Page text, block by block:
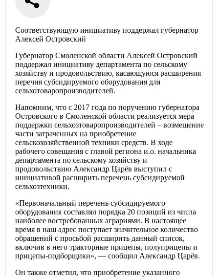
Соответствующую инициативу поддержал губернатор
Алексей Островский
Губернатор Смоленской области Алексей Островский
поддержал инициативу департамента по сельскому
хозяйству и продовольствию, касающуюся расширения
перечня субсидируемого оборудования для
сельхотоваропроизводителей.
Напомним, что с 2017 года по поручению губернатора
Островского в Смоленской области реализуется мера
поддержки сельхозтоваропроизводителей – возмещение
части затраченных на приобретение
сельскохозяйственной техники средств. В ходе
рабочего совещания с главой региона и.о. начальника
департамента по сельскому хозяйству и
продовольствию Александр Царёв выступил с
инициативой расширить перечень субсидируемой
сельхозтехники.
«Первоначальный перечень субсидируемого
оборудования составлял порядка 20 позиций из числа
наиболее востребованных аграриями. В настоящее
время в наш адрес поступает значительное количество
обращений с просьбой расширить данный список,
включив в него тракторные прицепы, полуприцепы и
прицепы-подборщики», — сообщил Александр Царёв.
Он также отметил, что приобретение указанного